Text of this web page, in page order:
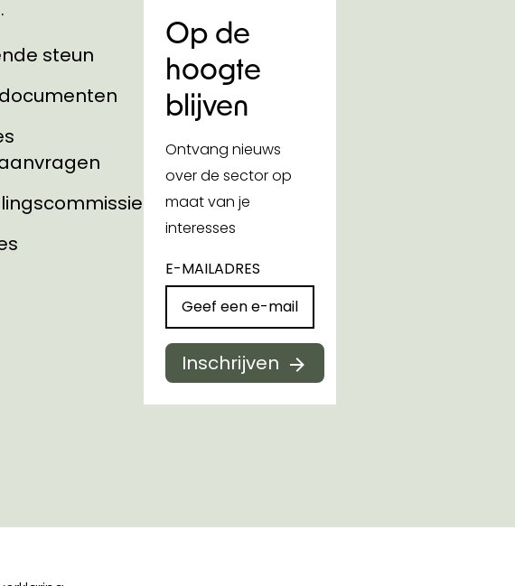
steun
Op de
hoogte
blijven
Ontvang nieuws
over de sector op
maat van je
interesses
E-MAILADRES
Inschrijven